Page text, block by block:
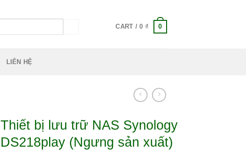
CART /0 ₫ 0
LIÊN HỆ
Thiết bị lưu trữ NAS Synology
DS218play (Ngưng sản xuất)